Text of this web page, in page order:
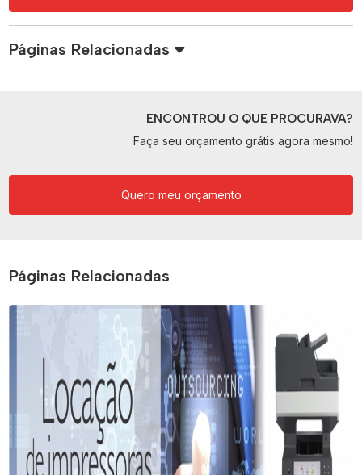
Páginas Relacionadas
ENCONTROU O QUE PROCURAVA?
Faça seu orçamento grátis agora mesmo!
Quero meu orçamento
Páginas Relacionadas